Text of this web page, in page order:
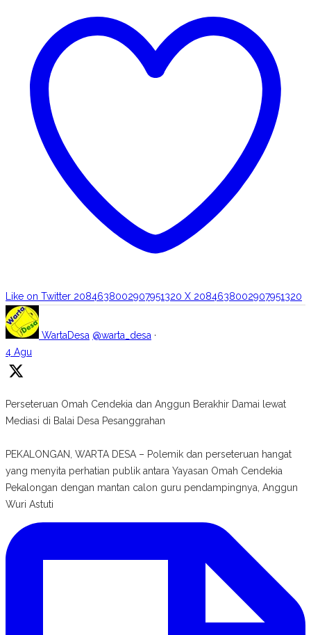
Like on Twitter 2084638002907951320 X 2084638002907951320
WartaDesa @warta_desa ·
4 Agu
Perseteruan Omah Cendekia dan Anggun Berakhir Damai lewat
Mediasi di Balai Desa Pesanggrahan
PEKALONGAN, WARTA DESA – Polemik dan perseteruan hangat
yang menyita perhatian publik antara Yayasan Omah Cendekia
Pekalongan dengan mantan calon guru pendampingnya, Anggun
Wuri Astuti